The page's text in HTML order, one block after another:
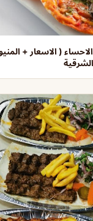
( الاسعار +